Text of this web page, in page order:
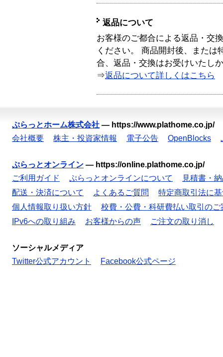
返品について
お客様のご都合による返品・交
ください。 商品開封後、または
合、返品・交換はお受けいたし
⇒返品について詳しくはこちら
ぷらっとホーム株式会社 — https://www.plathome.co.jp/
会社概要
株主・投資家情報 電子公告 OpenBlocks
ぷらっとオンライン — https://online.plathome.co.jp/
ご利用ガイド
ぷらっとオンラインについて
見積書・
配送・決済について
よくあるご質問
特定商取引法に
個人情報取り扱い方針
校費・公費・科研費払い取引のご
IPv6への取り組み
お客様からの声 ご注文の取り消し
ソーシャルメディア
Twitter公式アカウント
Facebook公式ページ